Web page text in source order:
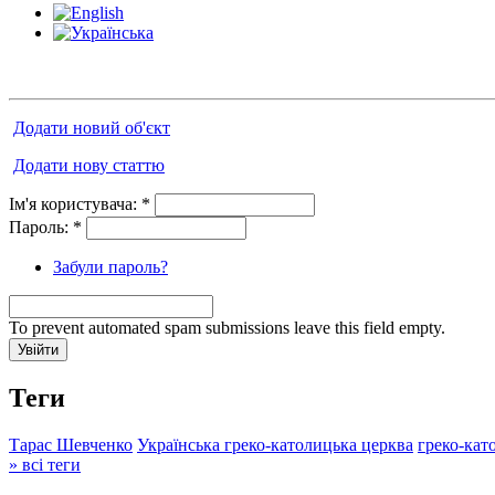
Додати новий об'єкт
Додати нову статтю
Ім'я користувача: *
Пароль: *
Забули пароль?
To prevent automated spam submissions leave this field empty.
Теги
Тарас Шевченко Українська греко-католицька церква греко-
» всі теги